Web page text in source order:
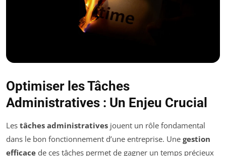
Optimiser les Tâches
Administratives : Un Enjeu Crucial
Les tâches administratives jouent un rôle fondamental
dans le bon fonctionnement d’une entreprise. Une gestion
efficace de ces tâches permet de gagner un temps précieux